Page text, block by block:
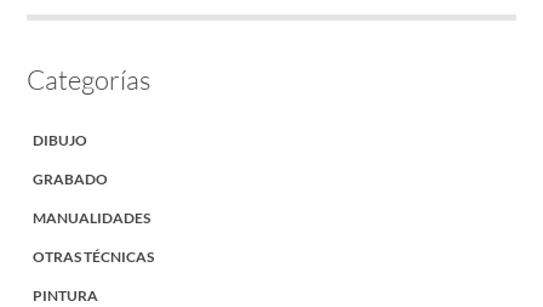
Categorías
DIBUJO
GRABADO
MANUALIDADES
OTRAS TÉCNICAS
PINTURA